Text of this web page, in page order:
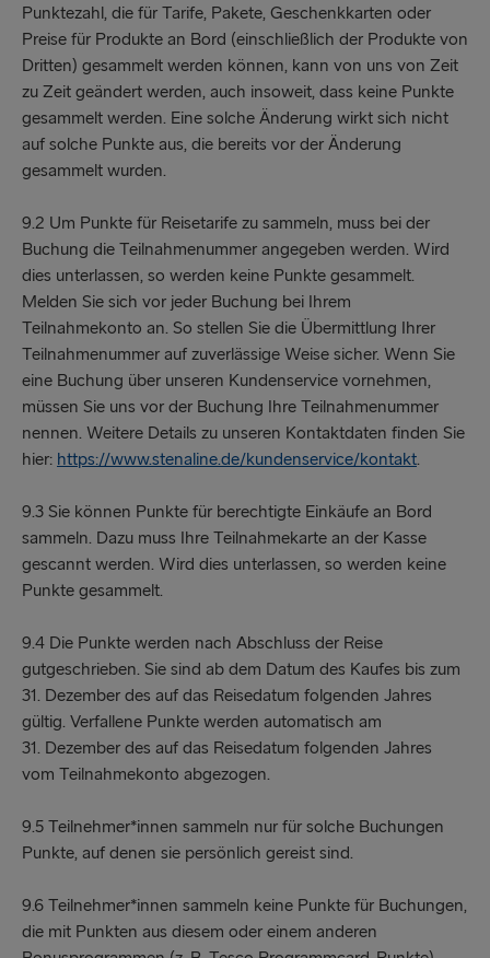
Punktezahl, die für Tarife, Pakete, Geschenkkarten oder
Preise für Produkte an Bord (einschließlich der Produkte von
Dritten) gesammelt werden können, kann von uns von Zeit
zu Zeit geändert werden, auch insoweit, dass keine Punkte
gesammelt werden. Eine solche Änderung wirkt sich nicht
auf solche Punkte aus, die bereits vor der Änderung
gesammelt wurden.
9.2 Um Punkte für Reisetarife zu sammeln, muss bei der
Buchung die Teilnahmenummer angegeben werden. Wird
dies unterlassen, so werden keine Punkte gesammelt.
Melden Sie sich vor jeder Buchung bei Ihrem
Teilnahmekonto an. So stellen Sie die Übermittlung Ihrer
Teilnahmenummer auf zuverlässige Weise sicher. Wenn Sie
eine Buchung über unseren Kundenservice vornehmen,
müssen Sie uns vor der Buchung Ihre Teilnahmenummer
nennen. Weitere Details zu unseren Kontaktdaten finden Sie
hier: https://www.stenaline.de/kundenservice/kontakt.
9.3 Sie können Punkte für berechtigte Einkäufe an Bord
sammeln. Dazu muss Ihre Teilnahmekarte an der Kasse
gescannt werden. Wird dies unterlassen, so werden keine
Punkte gesammelt.
9.4 Die Punkte werden nach Abschluss der Reise
gutgeschrieben. Sie sind ab dem Datum des Kaufes bis zum
31. Dezember des auf das Reisedatum folgenden Jahres
gültig. Verfallene Punkte werden automatisch am
31. Dezember des auf das Reisedatum folgenden Jahres
vom Teilnahmekonto abgezogen.
9.5 Teilnehmer*innen sammeln nur für solche Buchungen
Punkte, auf denen sie persönlich gereist sind.
9.6 Teilnehmer*innen sammeln keine Punkte für Buchungen,
die mit Punkten aus diesem oder einem anderen